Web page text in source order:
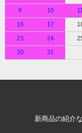
9
10
16
17
23
24
30
31
新商品の紹介